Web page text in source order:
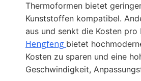
Thermoformen bietet
Kunststoffen kompatibel.
aus und senkt die Kosten
Hengfeng bietet
Kosten zu sparen und eine
Geschwindigkeit,